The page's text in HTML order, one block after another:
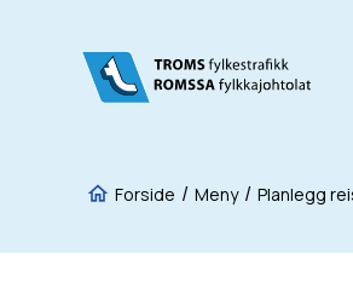
Du er her:
Forside Meny Planlegg